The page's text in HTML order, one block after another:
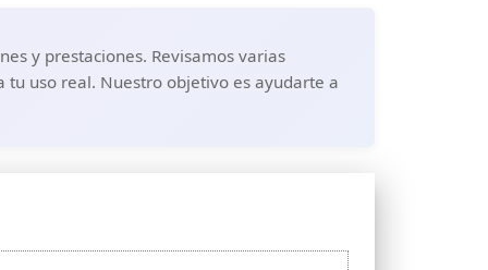
y prestaciones. Revisamos varias
uso real. Nuestro objetivo es ayudarte a